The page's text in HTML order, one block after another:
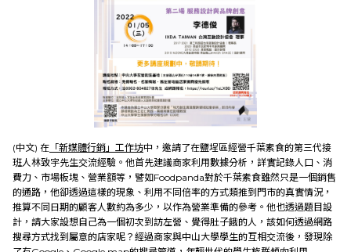
(中文) 在 「新媒體行銷」工作坊中，邀請了在鹽埕區經營千葉素食的第三代接
班人林致宇先生交流經驗。他首先建議商家利用數據分析，詳實記錄人口、消
費力、市場板塊、營業額等，譬如Foodpanda對於千葉素食雖然只是一個銷售
的通路，他卻透過這樣的現象、利用不同倍率的方式類推到門市的真實情況，
推算不同日期的顧客人數約為多少，以作為營業準備的參考。他也透過題目設
計，請大家設想自己為一個初次到訪左營、覺得肚子餓的人，該如何透過網路
搜尋方式找到屬意的店家呢？經過商家與中山大學學生的互相交流後，發現除